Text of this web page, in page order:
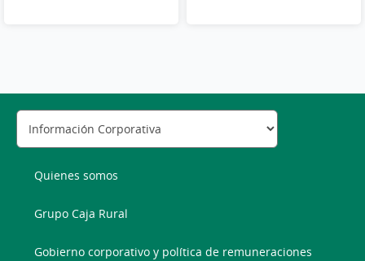
Quienes somos
Grupo Caja Rural
Gobierno corporativo y política de remuneraciones